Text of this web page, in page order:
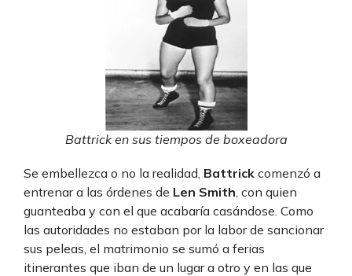
Battrick en sus tiempos de boxeadora
Se embellezca o no la realidad, Battrick comenzó a
entrenar a las órdenes de Len Smith , con quien
guanteaba y con el que acabaría casándose. Como
las autoridades no estaban por la labor de sancionar
sus peleas, el matrimonio se sumó a ferias
itinerantes que iban de un lugar a otro y en las que